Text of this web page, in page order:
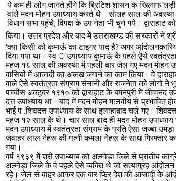
ये कम ही लोग जानते होंगे कि ब्रिटिश शासन के खिलाफ
वाले मदन मोहन उपाध्याय करते थे। सोलह साल की
विधान सभा पहुंचे, विपक्ष के उप नेता भी चुने गये।
किया। उत्तर प्रदेश और बाद में उत्तराखण्ड की सरकारों ने
'क्या किसी को कुमाऊं का टाइगर याद है? अगर
दिया गया था। स्व ़ उपाध्याय कुमाऊं के पहले ऐसे
महज १६ साल की अवस्था में पहली बार जेल गए मदन मोहन
वासियों में आजादी का अलख जगाने का काम किया। वे
वाले ऐसे स्वतंत्रता संग्राम सेनानी और राजनेता को लोगों ने
पच्चीस अक्टूबर १९१० को द्वाराहाट के बमनपुरी में
दत्त उपाध्याय था। बाद में मदन मोहन मालवीय से प्रभावित
भाई पं .शिवदत्त उपाध्याय के साथ इलाहाबाद चले गए।
महज १२ साल के थे। चार साल बाद ही मदन मोहन
मदन उपाध्याय में स्वतंत्रता संग्राम के प्रति ऐसा जज्बा
जवाहर लाल नेहरू की पत्नी कमला नेहरू के साथ गिरफ्तार कर
गया।
वर्ष १९३९ में श्री उपाध्याय को अल्मोड़ा जिले से
अल्मोड़ा जिले के वे पहले ऐसे व्यक्ति थे जो सत्याग्रह आंदोलन
रहे। जेल से बाहर आकर एक बार फिर देश की आजादी के